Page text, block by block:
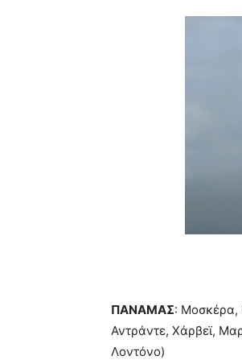
ΠΑΝΑΜΑΣ: Μοσκέρα,
Αντράντε, Χάρβεϊ,
Λοντόνο)